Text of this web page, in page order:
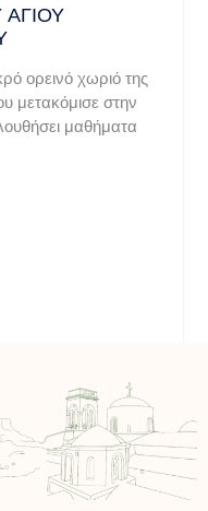
ορεινό χωριό της
μετακόμισε στην
μαθήματα